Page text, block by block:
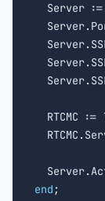
Server :=
RTCMC :=
end ;